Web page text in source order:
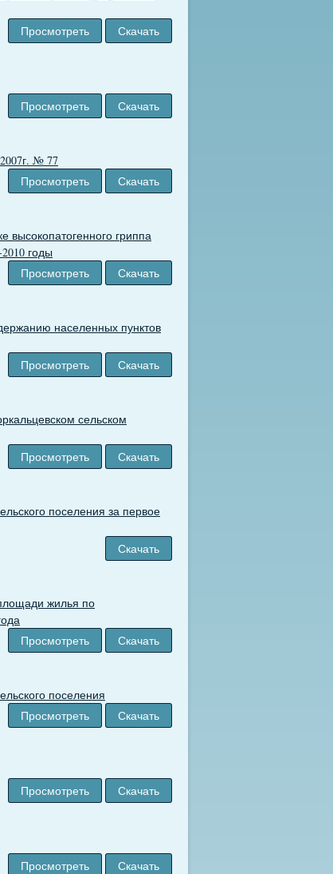
Просмотреть
Скачать
Просмотреть
Скачать
№ 77
Просмотреть
Скачать
высокопатогенного гриппа
годы
Просмотреть
Скачать
населенных пунктов
Просмотреть
Скачать
сельском
Просмотреть
Скачать
поселения за первое
Скачать
жилья по
Просмотреть
Скачать
поселения
Просмотреть
Скачать
Просмотреть
Скачать
Просмотреть
Скачать